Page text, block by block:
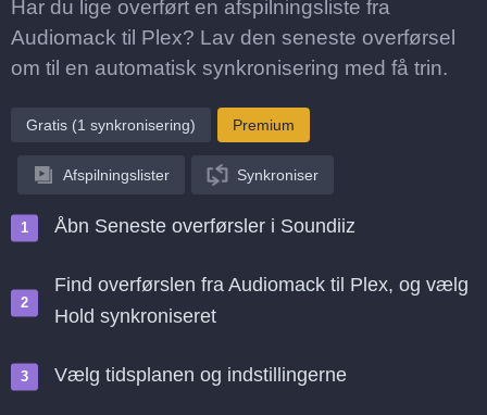
Har du lige overført en afspilningsliste fra
Audiomack til Plex? Lav den seneste overførsel
om til en automatisk synkronisering med få trin.
Gratis (1 synkronisering) Premium
Afspilningslister Synkroniser
Åbn Seneste overførsler i Soundiiz
Find overførslen fra Audiomack til Plex, og vælg
Hold synkroniseret
Vælg tidsplanen og indstillingerne